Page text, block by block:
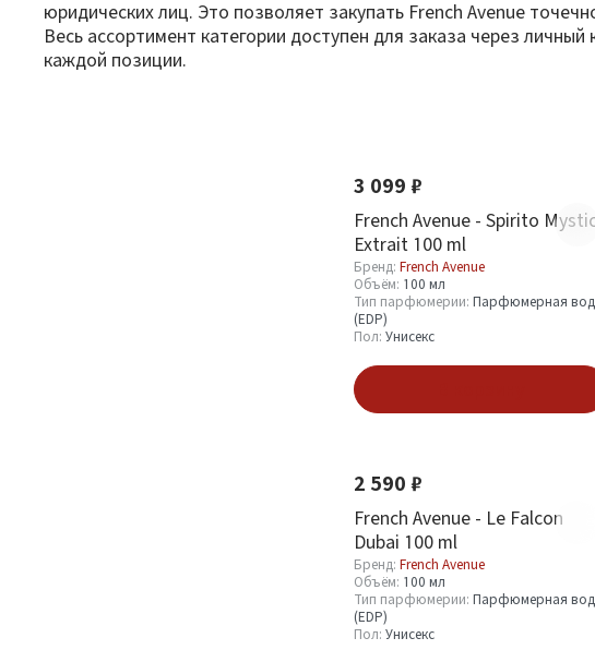
юридических лиц. Это позволяет закупать French Avenue
Весь ассортимент категории доступен для заказа через
каждой позиции.
3 099 ₽
French Avenue - Spirito
Extrait 100 ml
Бренд: French Avenue
Объём: 100 мл
Тип парфюмерии: Парфюмерная
(EDP)
Пол: Унисекс
2 590 ₽
French Avenue - Le Falcon
Dubai 100 ml
Бренд: French Avenue
Объём: 100 мл
Тип парфюмерии: Парфюмерная
(EDP)
Пол: Унисекс